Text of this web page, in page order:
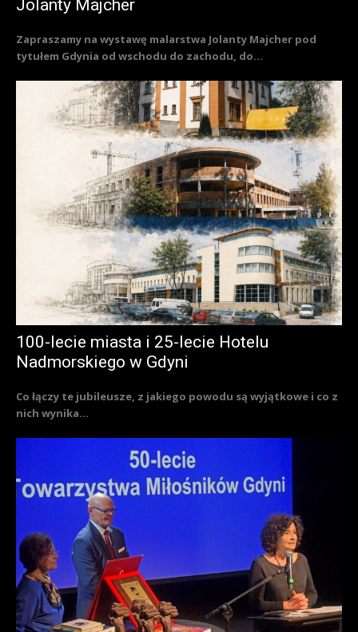
Jolanty Majcher
Zapraszamy na wystawę malarstwa Jolanty Majcher pod
tytułem Gdynia od wschodu do zachodu, do...
100-lecie miasta i 25-lecie Hotelu
Nadmorskiego w Gdyni
Co łączy te jubileusze, z jakiego powodu są wyjątkowe i co z
nich wynika...